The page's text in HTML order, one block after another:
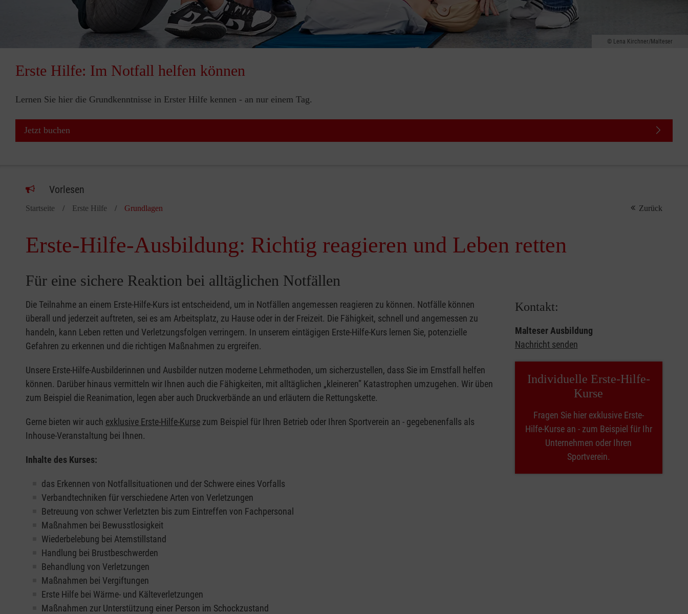
Lena Kirchner/Malteser
Erste Hilfe: Im Notfall helfen können
Lernen Sie hier die Grundkenntnisse in Erster Hilfe kennen - an nur einem Tag.
Jetzt buchen
Vorlesen
Startseite Erste Hilfe Grundlagen Zurück
Erste-Hilfe-Ausbildung: Richtig reagieren und Leben retten
Für eine sichere Reaktion bei alltäglichen Notfällen
Die Teilnahme an einem Erste-Hilfe-Kurs ist entscheidend, um in Notfällen angemessen reagieren zu können. Notfälle können
überall und jederzeit auftreten, sei es am Arbeitsplatz, zu Hause oder in der Freizeit. Die Fähigkeit, schnell und angemessen zu
handeln, kann Leben retten und Verletzungsfolgen verringern. In unserem eintägigen Erste-Hilfe-Kurs lernen Sie, potenzielle
Gefahren zu erkennen und die richtigen Maßnahmen zu ergreifen.
Unsere Erste-Hilfe-Ausbilderinnen und Ausbilder nutzen moderne Lehrmethoden, um sicherzustellen, dass Sie im Ernstfall helfen
können. Darüber hinaus vermitteln wir Ihnen auch die Fähigkeiten, mit alltäglichen „kleineren” Katastrophen umzugehen. Wir üben
zum Beispiel die Reanimation, legen aber auch Druckverbände an und erläutern die Rettungskette.
Gerne bieten wir auch exklusive Erste-Hilfe-Kurse zum Beispiel für Ihren Betrieb oder Ihren Sportverein an - gegebenenfalls als
Inhouse-Veranstaltung bei Ihnen.
Inhalte des Kurses:
das Erkennen von Notfallsituationen und der Schwere eines Vorfalls
Verbandtechniken für verschiedene Arten von Verletzungen
Betreuung von schwer Verletzten bis zum Eintreffen von Fachpersonal
Maßnahmen bei Bewusstlosigkeit
Wiederbelebung bei Atemstillstand
Handlung bei Brustbeschwerden
Behandlung von Verletzungen
Maßnahmen bei Vergiftungen
Erste Hilfe bei Wärme- und Kälteverletzungen
Maßnahmen zur Unterstützung einer Person im Schockzustand
Kontakt:
Malteser Ausbildung
Nachricht senden
Individuelle Erste-Hilfe-
Kurse
Fragen Sie hier exklusive Erste-
Hilfe-Kurse an - zum Beispiel für Ihr
Unternehmen oder Ihren
Sportverein.